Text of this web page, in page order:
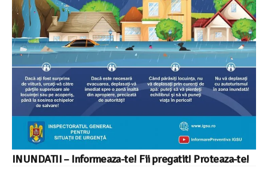
INUNDATII – Informeaza-te! Fii pregatit! Proteaza-te!